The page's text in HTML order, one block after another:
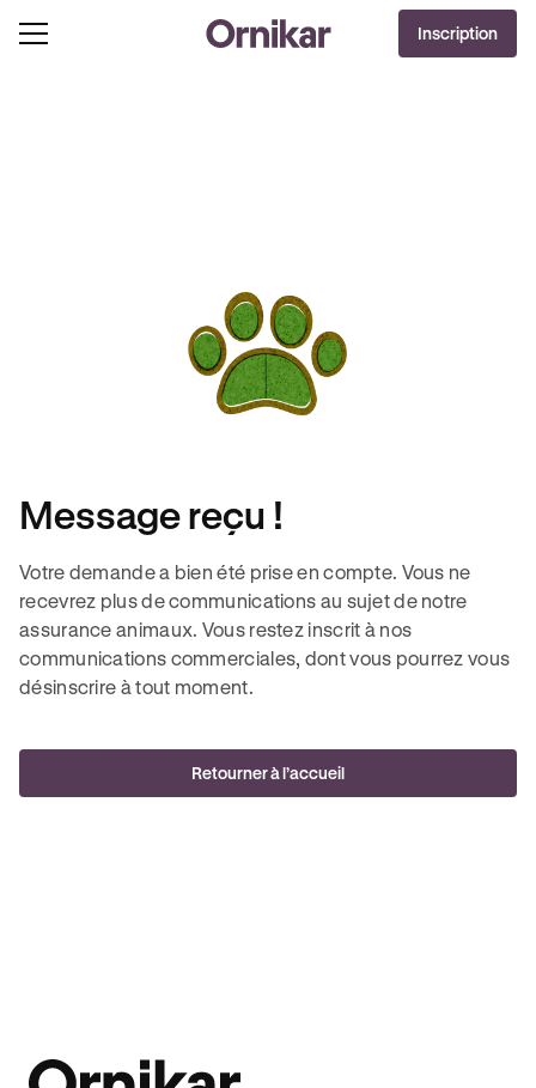
Inscription
Message reçu !
Votre demande a bien été prise en compte. Vous ne
recevrez plus de communications au sujet de notre
assurance animaux. Vous restez inscrit à nos
communications commerciales, dont vous pourrez vous
désinscrire à tout moment.
Retourner à l’accueil